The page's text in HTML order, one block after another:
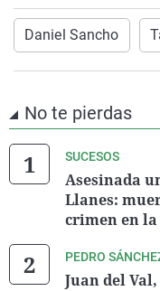
Daniel Sancho
No te pierdas
SUCESOS
Asesinada
Llanes:
crimen en
PEDRO
Juan del